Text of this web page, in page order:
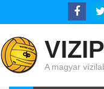
A magyar